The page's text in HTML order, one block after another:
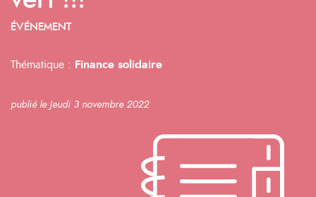
ÉVÉNEMENT
Thématique : Finance solidaire
publié le Jeudi 3 novembre 2022